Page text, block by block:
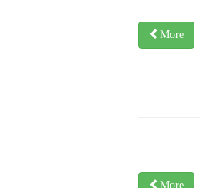
More
More